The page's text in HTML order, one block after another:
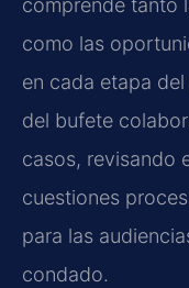
comprende tanto
como las
en cada etapa
del bufete
casos, revisando
cuestiones
para las
condado.